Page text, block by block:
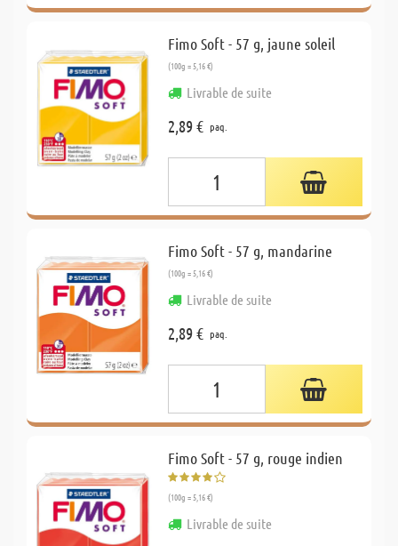
Fimo Soft - 57 g, jaune soleil
(100g = 5,16 €)
Livrable de suite
2,89 € paq.
Fimo Soft - 57 g, mandarine
(100g = 5,16 €)
Livrable de suite
2,89 € paq.
Fimo Soft - 57 g, rouge indien
(100g = 5,16 €)
Livrable de suite